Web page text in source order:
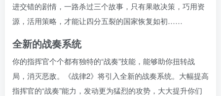
进交错的剧情，一路杀过三个故事，只有果敢决策，巧用资
源，活用策略，才能让四分五裂的国家恢复如初……
全新的战奏系统
你的指挥官个个都有独特的“战奏”技能，能够助你扭转战
局，消灭恶敌。《战律2》将引入全新的战奏系统。大幅提高
指挥官的“战奏”能力，发动更为猛烈的攻势，大大提升你们